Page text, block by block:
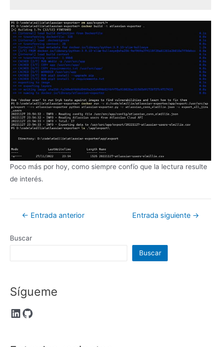
Poco más por hoy, como siempre confío que la lectura resulte
de interés.
Navegación
entradas
← Entrada anterior Entrada siguiente →
Buscar
Buscar
Sígueme
LinkedIn GitHub